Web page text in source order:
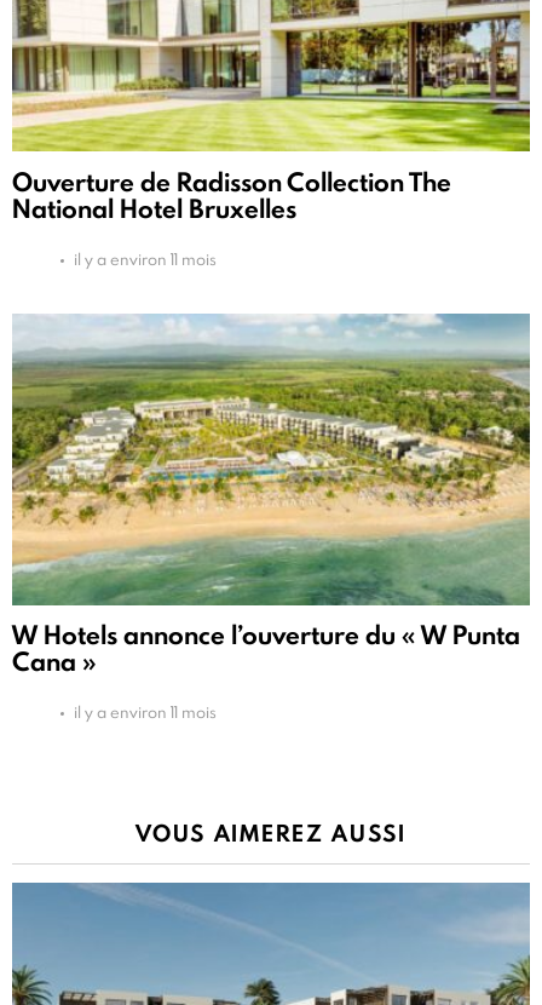
Ouverture de Radisson Collection The
National Hotel Bruxelles
il y a environ 11 mois
W Hotels annonce l’ouverture du « W Punta
Cana »
il y a environ 11 mois
VOUS AIMEREZ AUSSI